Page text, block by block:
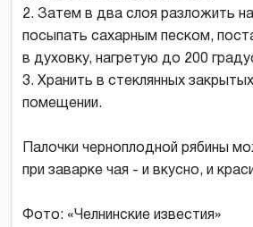
2. Затем в два слоя разложить
посыпать сахарным песком,
в духовку, нагретую до 200
3. Хранить в стеклянных
помещении.
Палочки черноплодной рябины
при заварке чая - и вкусно, и
Фото: «Челнинские известия»